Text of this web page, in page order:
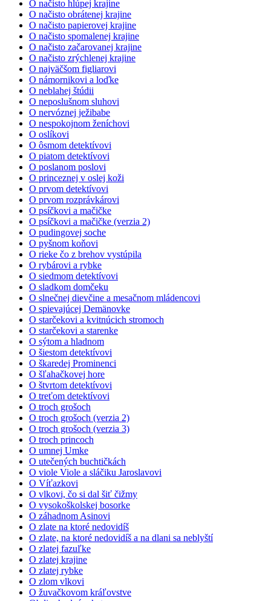
O načisto hlúpej krajine
O načisto obrátenej krajine
O načisto papierovej krajine
O načisto spomalenej krajine
O načisto začarovanej krajine
O načisto zrýchlenej krajine
O najväčšom figliarovi
O námornikovi a loďke
O neblahej štúdii
O neposlušnom sluhovi
O nervóznej ježibabe
O nespokojnom ženíchovi
O oslíkovi
O ôsmom detektívovi
O piatom detektívovi
O poslanom poslovi
O princeznej v oslej koži
O prvom detektívovi
O prvom rozprávkárovi
O psíčkovi a mačičke
O psíčkovi a mačičke (verzia 2)
O pudingovej soche
O pyšnom koňovi
O rieke čo z brehov vystúpila
O rybárovi a rybke
O siedmom detektívovi
O sladkom domčeku
O slnečnej dievčine a mesačnom mládencovi
O spievajúcej Demänovke
O starčekovi a kvitnúcich stromoch
O starčekovi a starenke
O sýtom a hladnom
O šiestom detektívovi
O škaredej Prominenci
O šľahačkovej hore
O štvrtom detektívovi
O treťom detektívovi
O troch grošoch
O troch grošoch (verzia 2)
O troch grošoch (verzia 3)
O troch princoch
O umnej Umke
O utečených buchtičkách
O viole Viole a sláčiku Jaroslavovi
O Víťazkovi
O vlkovi, čo si dal šiť čižmy
O vysokoškolskej bosorke
O záhadnom Asinovi
O zlate na ktoré nedovidíš
O zlate, na ktoré nedovidíš a na dlani sa neblyští
O zlatej fazuľke
O zlatej krajine
O zlatej rybke
O zlom vlkovi
O žuvačkovom kráľovstve